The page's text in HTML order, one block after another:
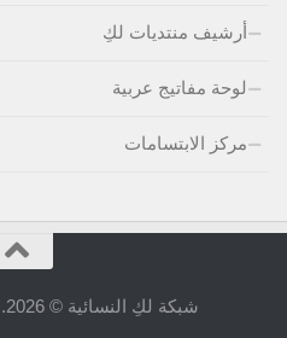
أرشيف منتديات لكِ
لوحة مفاتيج عربية
مركز الابتسامات
شبكة لكِ النسائية © 2026. All Rights Reserved.